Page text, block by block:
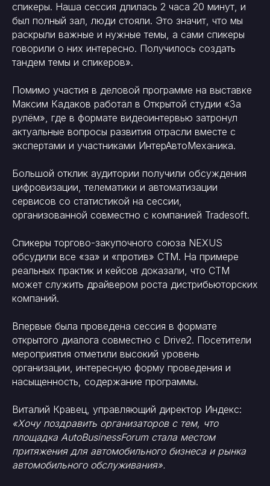
спикеры. Наша сессия длилась 2 часа 20 минут, и
был полный зал, люди стояли. Это значит, что мы
раскрыли важные и нужные темы, а сами спикеры
говорили о них интересно. Получилось создать
тандем темы и спикеров».
Помимо участия в деловой программе на выставке
Максим Кадаков работал в Открытой студии «За
рулём», где в формате видеоинтервью затронул
актуальные вопросы развития отрасли вместе с
экспертами и участниками ИнтерАвтоМеханика.
Большой отклик аудитории получили обсуждения
цифровизации, телематики и автоматизации
сервисов со статистикой на сессии,
организованной совместно с компанией Tradesoft.
Спикеры торгово-закупочного союза NEXUS
обсудили все «за» и «против» СТМ. На примере
реальных практик и кейсов доказали, что СТМ
может служить драйвером роста дистрибьюторских
компаний.
Впервые была проведена сессия в формате
открытого диалога совместно с Drive2. Посетители
мероприятия отметили высокий уровень
организации, интересную форму проведения и
насыщенность, содержание программы.
Виталий Кравец, управляющий директор Индекс:
«Хочу поздравить организаторов с тем, что
площадка AutoBusinessForum стала местом
притяжения для автомобильного бизнеса и рынка
автомобильного обслуживания».